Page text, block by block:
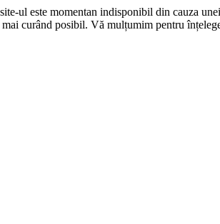
ul este momentan indisponibil din cauza
mai curând posibil. Vă mulțumim pentru